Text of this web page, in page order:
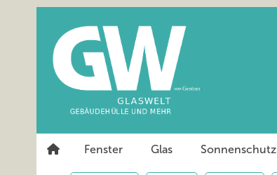
Fenster Glas Sonnenschutz